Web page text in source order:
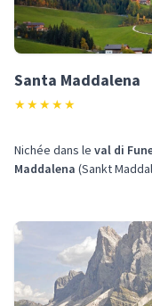
Santa Maddalena
★★★★★
Nichée dans le val di
Maddalena (Sankt